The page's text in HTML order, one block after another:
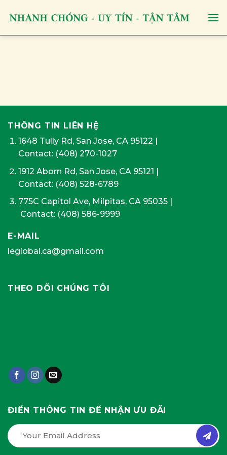
THÔNG TIN LIÊN HỆ
1648 Tully Rd, San Jose, CA 95122 |
Contact: (408) 270-1027
1912 Aborn Rd, San Jose, CA 95121 |
Contact: (408) 528-6789
775C Capitol Ave, Milpitas, CA 95035|
Contact: (408) 586-9999
E-MAIL
leglobal.ca@gmail.com
THEO DÕI CHÚNG TÔI
ĐIỀN THÔNG TIN ĐỂ NHẬN ƯU ĐÃI